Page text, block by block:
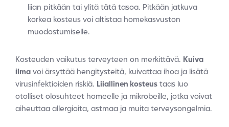
liian pitkään tai ylitä tätä tasoa. Pitkään jatkuva
korkea kosteus voi altistaa homekasvuston
muodostumiselle.
Kosteuden vaikutus terveyteen on merkittävä. Kuiva
ilma voi ärsyttää hengitysteitä, kuivattaa ihoa ja lisätä
virusinfektioiden riskiä. Liiallinen kosteus taas luo
otolliset olosuhteet homeelle ja mikrobeille, jotka voivat
aiheuttaa allergioita, astmaa ja muita terveysongelmia.